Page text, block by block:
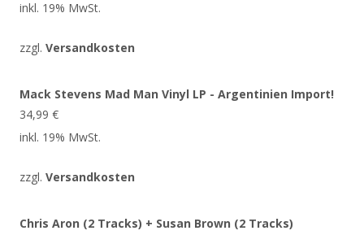
inkl. 19% MwSt.
zzgl. Versandkosten
Mack Stevens Mad Man Vinyl LP - Argentinien Import!
34,99 €
inkl. 19% MwSt.
zzgl. Versandkosten
Chris Aron (2 Tracks) + Susan Brown (2 Tracks)